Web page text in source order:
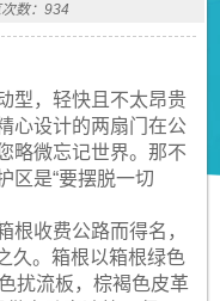
数：934
型，轻快且不太昂贵
心设计的两扇门在公
略微忘记世界。那不
区是“要摆脱一切
根收费公路而得名，
久。箱根以箱根绿色
扰流板，棕褐色皮革